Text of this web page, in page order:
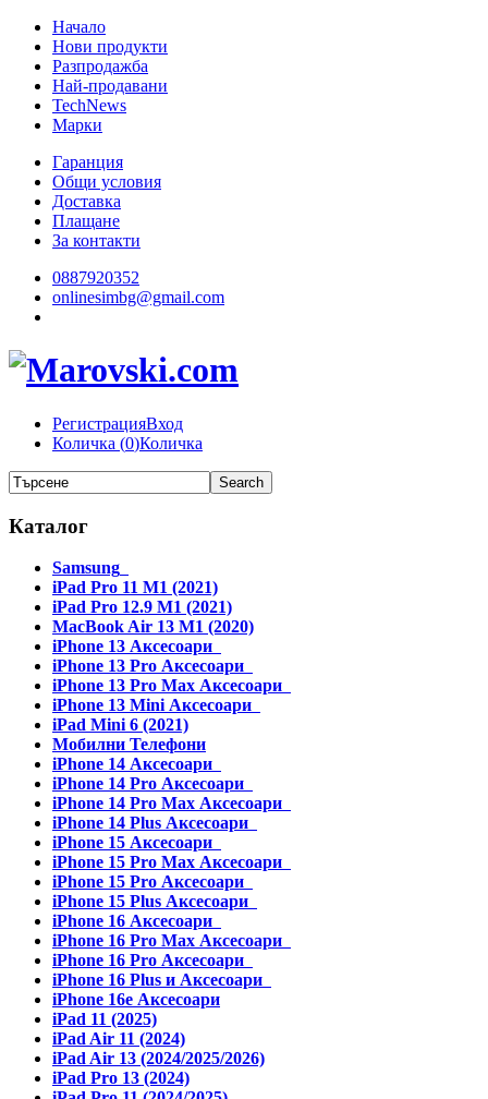
Начало
Нови продукти
Разпродажба
Най-продавани
TechNews
Марки
Гаранция
Общи условия
Доставка
Плащане
За контакти
0887920352
onlinesimbg@gmail.com
РегистрацияВход
Количка (0)Количка
Каталог
Samsung
iPad Pro 11 M1 (2021)
iPad Pro 12.9 M1 (2021)
MacBook Air 13 M1 (2020)
iPhone 13 Аксесоари
iPhone 13 Pro Аксесоари
iPhone 13 Pro Max Аксесоари
iPhone 13 Mini Аксесоари
iPad Mini 6 (2021)
Мобилни Телефони
iPhone 14 Аксесоари
iPhone 14 Pro Аксесоари
iPhone 14 Pro Max Аксесоари
iPhone 14 Plus Аксесоари
iPhone 15 Аксесоари
iPhone 15 Pro Max Аксесоари
iPhone 15 Pro Аксесоари
iPhone 15 Plus Аксесоари
iPhone 16 Аксесоари
iPhone 16 Pro Max Аксесоари
iPhone 16 Pro Аксесоари
iPhone 16 Plus и Аксесоари
iPhone 16e Аксесоари
iPad 11 (2025)
iPad Air 11 (2024)
iPad Air 13 (2024/2025/2026)
iPad Pro 13 (2024)